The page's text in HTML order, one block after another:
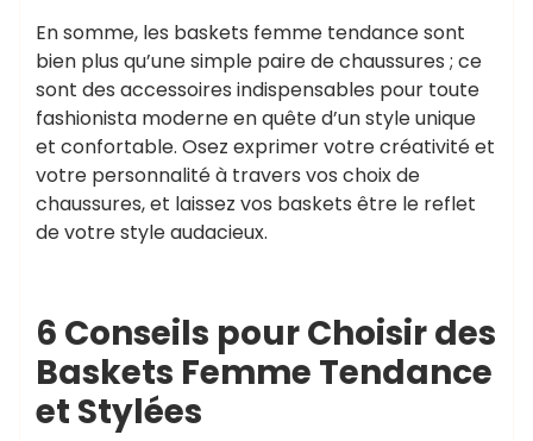
En somme, les baskets femme tendance sont
bien plus qu’une simple paire de chaussures ; ce
sont des accessoires indispensables pour toute
fashionista moderne en quête d’un style unique
et confortable. Osez exprimer votre créativité et
votre personnalité à travers vos choix de
chaussures, et laissez vos baskets être le reflet
de votre style audacieux.
6 Conseils pour Choisir des
Baskets Femme Tendance
et Stylées